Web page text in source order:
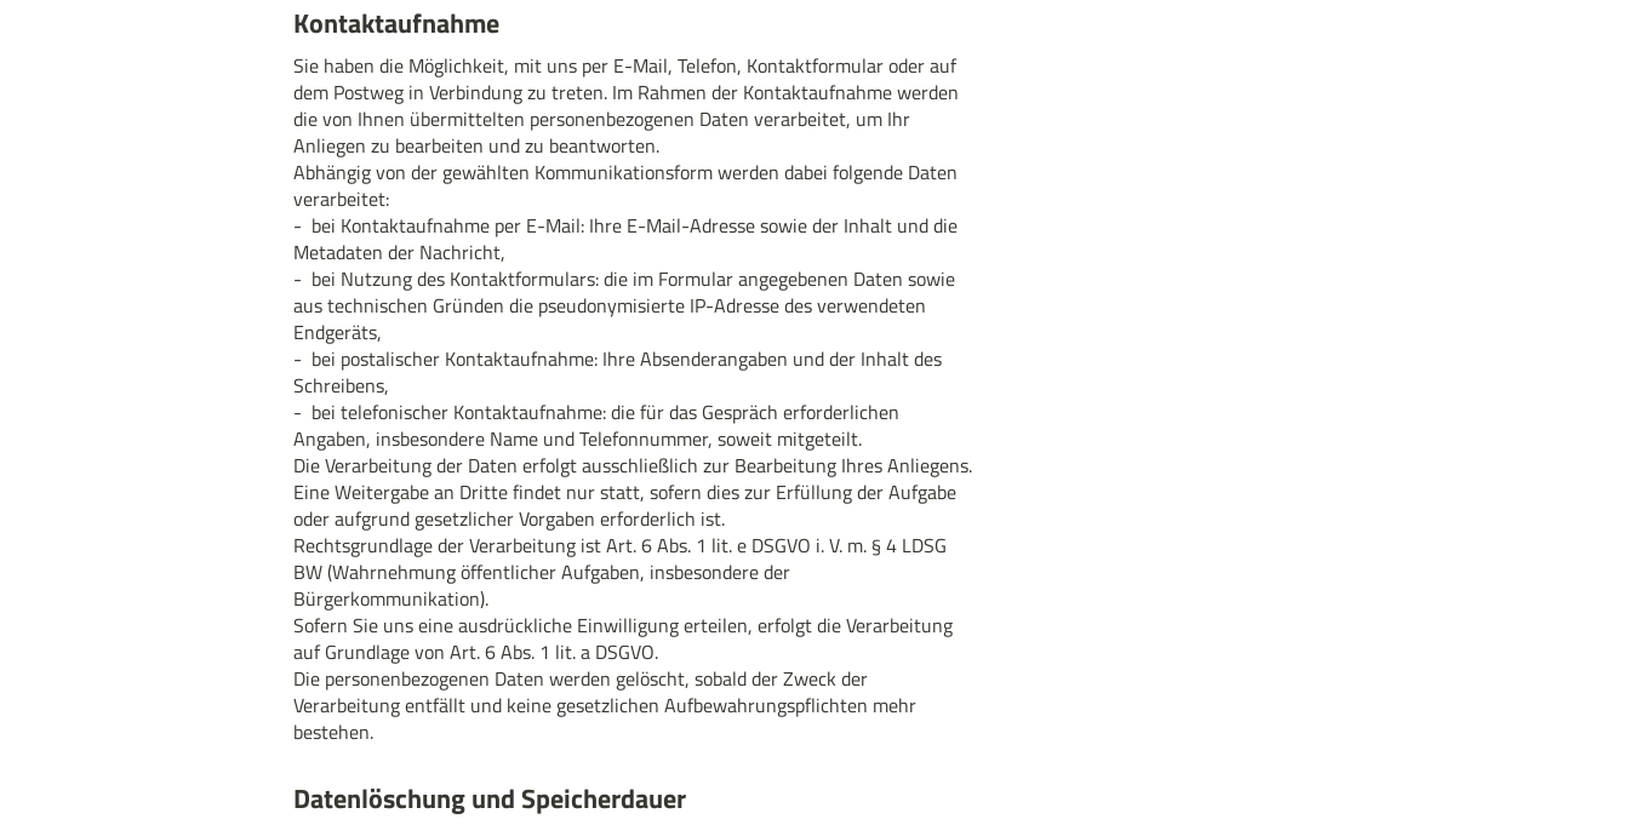
Kontaktaufnahme
Sie haben die Möglichkeit, mit uns per E-Mail, Telefon, Kontaktformular oder auf
dem Postweg in Verbindung zu treten. Im Rahmen der Kontaktaufnahme werden
die von Ihnen übermittelten personenbezogenen Daten verarbeitet, um Ihr
Anliegen zu bearbeiten und zu beantworten.
Abhängig von der gewählten Kommunikationsform werden dabei folgende Daten
verarbeitet:
- bei Kontaktaufnahme per E-Mail: Ihre E-Mail-Adresse sowie der Inhalt und die
Metadaten der Nachricht,
- bei Nutzung des Kontaktformulars: die im Formular angegebenen Daten sowie
aus technischen Gründen die pseudonymisierte IP-Adresse des verwendeten
Endgeräts,
- bei postalischer Kontaktaufnahme: Ihre Absenderangaben und der Inhalt des
Schreibens,
- bei telefonischer Kontaktaufnahme: die für das Gespräch erforderlichen
Angaben, insbesondere Name und Telefonnummer, soweit mitgeteilt.
Die Verarbeitung der Daten erfolgt ausschließlich zur Bearbeitung Ihres Anliegens.
Eine Weitergabe an Dritte findet nur statt, sofern dies zur Erfüllung der Aufgabe
oder aufgrund gesetzlicher Vorgaben erforderlich ist.
Rechtsgrundlage der Verarbeitung ist Art. 6 Abs. 1 lit. e DSGVO i. V. m. § 4 LDSG
BW (Wahrnehmung öffentlicher Aufgaben, insbesondere der
Bürgerkommunikation).
Sofern Sie uns eine ausdrückliche Einwilligung erteilen, erfolgt die Verarbeitung
auf Grundlage von Art. 6 Abs. 1 lit. a DSGVO.
Die personenbezogenen Daten werden gelöscht, sobald der Zweck der
Verarbeitung entfällt und keine gesetzlichen Aufbewahrungspflichten mehr
bestehen.
Datenlöschung und Speicherdauer